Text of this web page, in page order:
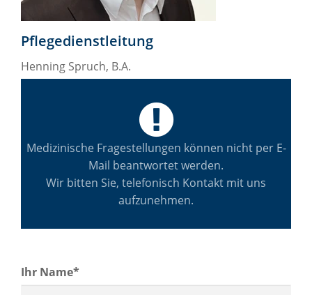
Pflegedienstleitung
Henning Spruch, B.A.
Medizinische Fragestellungen können nicht per E-
Mail beantwortet werden.
Wir bitten Sie, telefonisch Kontakt mit uns
aufzunehmen.
Ihr Name*